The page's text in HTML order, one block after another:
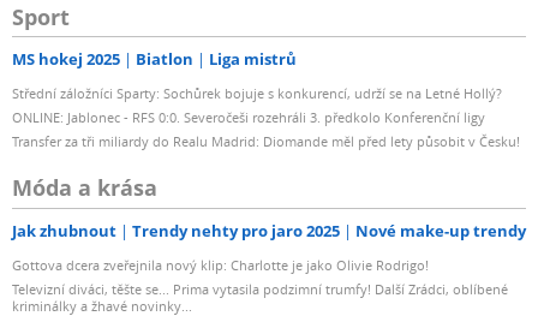
Sport
MS hokej 2025 Biatlon Liga mistrů
Střední záložníci Sparty: Sochůrek bojuje s konkurencí, udrží se na Letné Hollý?
ONLINE: Jablonec - RFS 0:0. Severočeši rozehráli 3. předkolo Konferenční ligy
Transfer za tři miliardy do Realu Madrid: Diomande měl před lety působit v Česku!
Móda a krása
Jak zhubnout Trendy nehty pro jaro 2025 Nové make-up trendy
Gottova dcera zveřejnila nový klip: Charlotte je jako Olivie Rodrigo!
Televizní diváci, těšte se... Prima vytasila podzimní trumfy! Další Zrádci, oblíbené
kriminálky a žhavé novinky...